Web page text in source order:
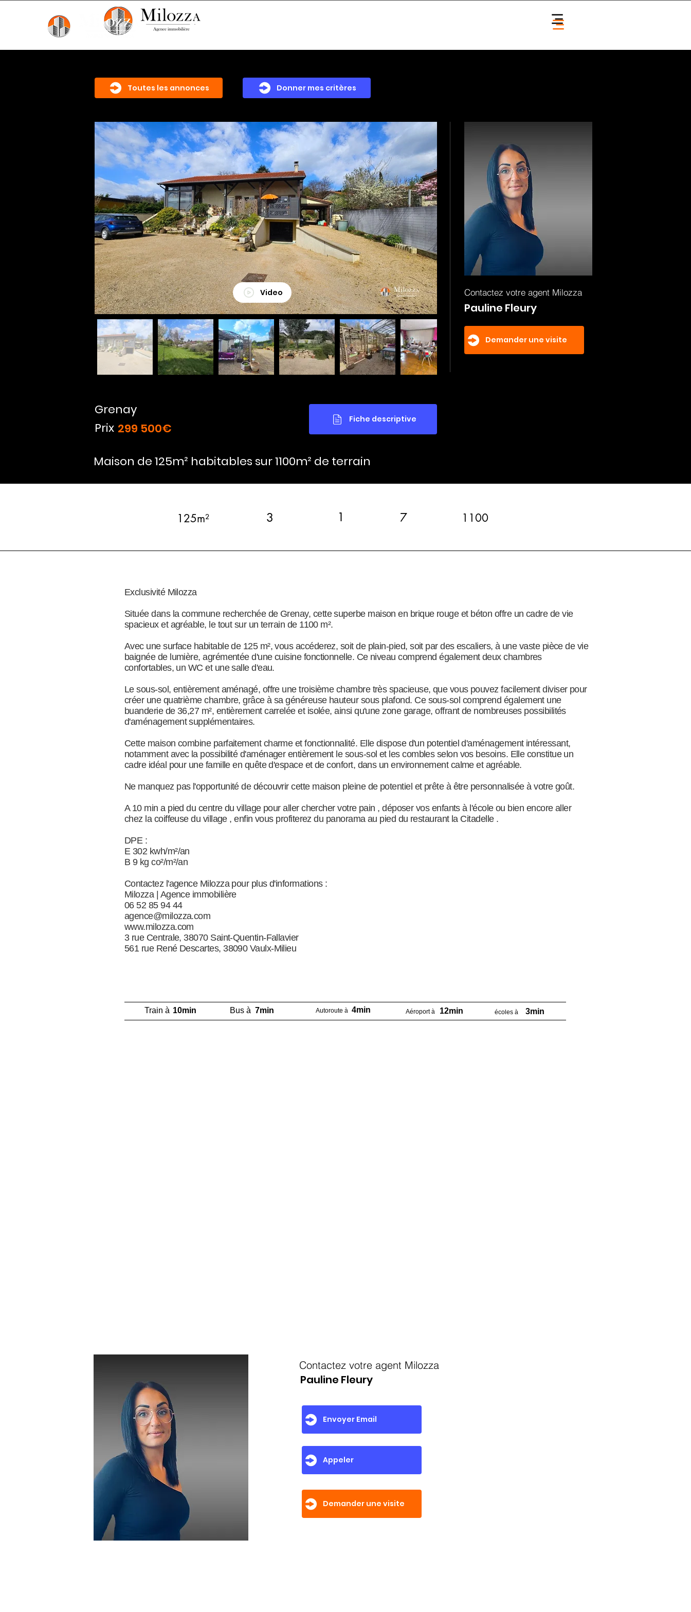
Accueil
Toutes les annonces Donner mes critères
Video Contactez votre agent Milozza
Pauline Fleury
Demander une visite
Fiche descriptive
Grenay
Prix 299 500€
Maison de 125m² habitables sur 1100m² de terrain
125m² 3 1 7 1100
Exclusivité Milozza
Située dans la commune recherchée de Grenay, cette superbe maison en brique rouge et béton offre un cadre de vie
spacieux et agréable, le tout sur un terrain de 1100 m².
Avec une surface habitable de 125 m², vous accéderez, soit de plain-pied, soit par des escaliers, à une vaste pièce de vie
baignée de lumière, agrémentée d'une cuisine fonctionnelle. Ce niveau comprend également deux chambres
confortables, un WC et une salle d'eau.
Le sous-sol, entièrement aménagé, offre une troisième chambre très spacieuse, que vous pouvez facilement diviser pour
créer une quatrième chambre, grâce à sa généreuse hauteur sous plafond. Ce sous-sol comprend également une
buanderie de 36,27 m², entièrement carrelée et isolée, ainsi qu'une zone garage, offrant de nombreuses possibilités
d'aménagement supplémentaires.
Cette maison combine parfaitement charme et fonctionnalité. Elle dispose d'un potentiel d'aménagement intéressant,
notamment avec la possibilité d'aménager entièrement le sous-sol et les combles selon vos besoins. Elle constitue un
cadre idéal pour une famille en quête d'espace et de confort, dans un environnement calme et agréable.
Ne manquez pas l'opportunité de découvrir cette maison pleine de potentiel et prête à être personnalisée à votre goût.
A 10 min a pied du centre du village pour aller chercher votre pain , déposer vos enfants à l'école ou bien encore aller
chez la coiffeuse du village , enfin vous profiterez du panorama au pied du restaurant la Citadelle .
DPE :
E 302 kwh/m²/an
B 9 kg co²/m²/an
Contactez l'agence Milozza pour plus d'informations :
Milozza | Agence immobilière
06 52 85 94 44
agence@milozza.com
www.milozza.com
3 rue Centrale, 38070 Saint-Quentin-Fallavier
561 rue René Descartes, 38090 Vaulx-Milieu
Autoroute à Aéroport à
Bus à
Train à 10min 7min 4min 12min écoles à 3min
Contactez votre agent Milozza
Pauline Fleury
Envoyer Email
Appeler
Demander une visite